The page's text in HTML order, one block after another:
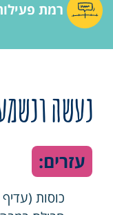
רמת
נעשה
עזרים:
כוסות